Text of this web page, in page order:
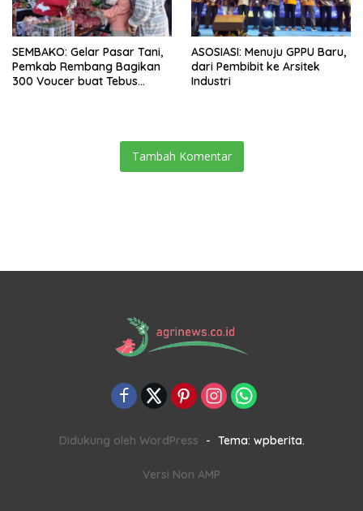
SEMBAKO: Gelar Pasar Tani,
Pemkab Rembang Bagikan
300 Voucer buat Tebus
ASOSIASI: Menuju GPPU Baru,
dari Pembibit ke Arsitek
Industri
Tambah Komentar
Didukung oleh WordPress - Tema: wpberita.
Versi Non AMP